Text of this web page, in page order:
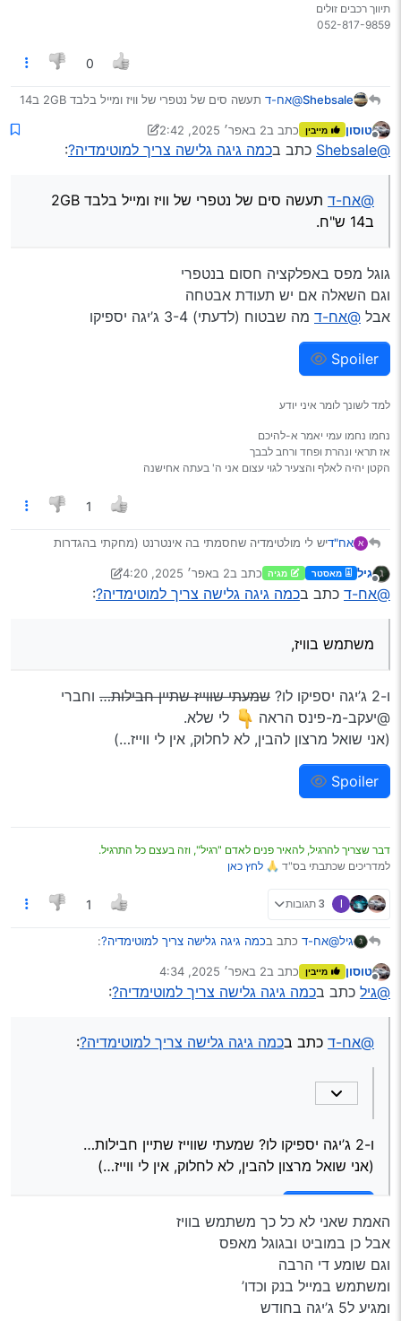
תיווך רכבים זולים
0
Shebsale@אח-ד
תעשה סים של נטפרי של וויז ומייל בלבד 2GB ב14
מנותק
טוסון מייבין כתב ב2 באפר׳ 2025, 2:42
נערך לאחרונה על ידי טוסון4 בפבר׳ 2025, 2:44
@Shebsale כתב בכמה גיגה גלישה צריך למוטימדיה?:
@אח-ד
תעשה סים של נטפרי של וויז ומייל בלבד 2GB
ב14 ש"ח.
גוגל מפס באפלקציה חסום בנטפרי
וגם השאלה אם יש תעודת אבטחה
אבל @אח-ד מה שבטוח (לדעתי) 3-4 ג’יגה יספיקו
Spoiler
למד לשונך לומר איני יודע
נחמו נחמו עמי יאמר א-להיכם
אז תראי ונהרת ופחד ורחב לבבך
הקטן יהיה לאלף והצעיר לגוי עצום אני ה' בעתה אחישנה
1
א אח"דיש לי מולטימדיה שחסמתי בה אינטרנט (מחקתי בהגדרות
ואני רוצה לקנות סים רק לגלישה
משתמש בוויז, פנגו, גוגל מפס, קול הלשון וכד’
תודה רבה!
גיל מאסטר מגיה כתב ב2 באפר׳ 2025, 4:20
נערך לאחרונה על ידי גיל4 בפבר׳ 2025, 5:59
@אח-ד כתב בכמה גיגה גלישה צריך למוטימדיה?:
משתמש בוויז,
ו-2 ג’יגה יספיקו לו? שמעתי שווייז שתיין חבילות… וחברי
@יעקב-מ-פינס הראה
לי שלא.
(אני שואל מרצון להבין, לא לחלוק, אין לי ווייז…)
Spoiler
דבר שצריך להרגיל, להאיר פנים לאדם "רגיל", וזה בעצם כל התרגיל.
למדריכים שכתבתי בס"ד 🙏 לחץ כאן
I 3 תגובות 1
גיל@אח-ד כתב בכמה גיגה גלישה צריך למוטימדיה?:
משתמש בוויז,
ו-2 ג’יגה יספיקו לו? שמעתי שווייז שתיין חבילות…וחברי
@יעקב-מ-פינס הראה
לי שלא.
Spoiler
מנותק
טוסון מייבין כתב ב2 באפר׳ 2025, 4:34
נערך לאחרונה על ידי
@גיל כתב בכמה גיגה גלישה צריך למוטימדיה?:
@אח-ד כתב בכמה גיגה גלישה צריך למוטימדיה?:
ו-2 ג’יגה יספיקו לו? שמעתי שווייז שתיין חבילות…
(אני שואל מרצון להבין, לא לחלוק, אין לי ווייז…)
האמת שאני לא כל כך משתמש בוויז
אבל כן במוביט ובגוגל מאפס
וגם שומע די הרבה
ומשתמש במייל בנק וכדו’
ומגיע ל5 ג’יגה בחודש